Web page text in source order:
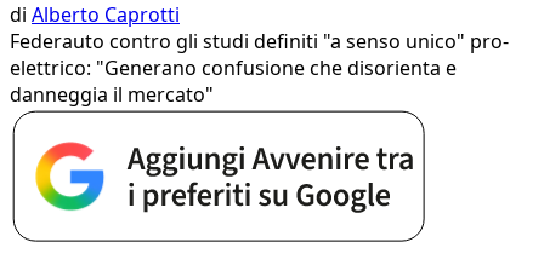
di Alberto Caprotti
Federauto contro gli studi definiti "a senso unico" pro-
elettrico: "Generano confusione che disorienta e
danneggia il mercato"